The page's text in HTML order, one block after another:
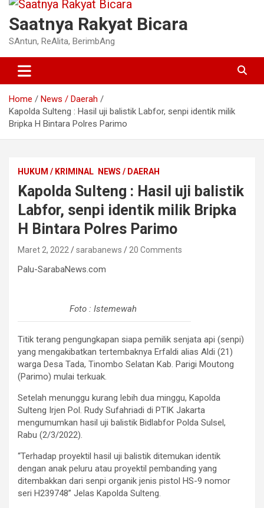
Saatnya Rakyat Bicara
SAntun, ReAlita, BerimbAng
Home
News / Daerah
Kapolda Sulteng : Hasil uji balistik Labfor, senpi identik milik
Bripka H Bintara Polres Parimo
HUKUM / KRIMINAL NEWS / DAERAH
Kapolda Sulteng : Hasil uji balistik
Labfor, senpi identik milik Bripka
H Bintara Polres Parimo
Maret 2, 2022 sarabanews 20 Comments
Palu-SarabaNews.com
Foto : Istemewah
Titik terang pengungkapan siapa pemilik senjata api (senpi)
yang mengakibatkan tertembaknya Erfaldi alias Aldi (21)
warga Desa Tada, Tinombo Selatan Kab. Parigi Moutong
(Parimo) mulai terkuak.
Setelah menunggu kurang lebih dua minggu, Kapolda
Sulteng Irjen Pol. Rudy Sufahriadi di PTIK Jakarta
mengumumkan hasil uji balistik Bidlabfor Polda Sulsel,
Rabu (2/3/2022).
“Terhadap proyektil hasil uji balistik ditemukan identik
dengan anak peluru atau proyektil pembanding yang
ditembakkan dari senpi organik jenis pistol HS-9 nomor
seri H239748” Jelas Kapolda Sulteng.